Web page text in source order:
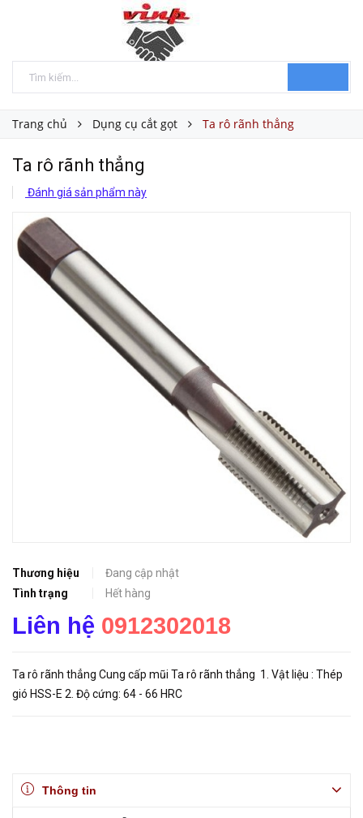
Trang chủ Dụng cụ cắt gọt Ta rô rãnh thẳng
Ta rô rãnh thẳng
Đánh giá sản phẩm này
Thương hiệu
Đang cập nhật
Tình trạng
Hết hàng
Liên hệ 0912302018
Ta rô rãnh thẳng Cung cấp mũi Ta rô rãnh thẳng 1. Vật liệu : Thép
gió HSS-E 2. Độ cứng: 64 - 66 HRC
Thông tin